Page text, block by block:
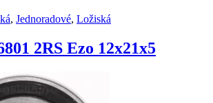
, Jednoradové, Ložiská
2RS Ezo 12x21x5